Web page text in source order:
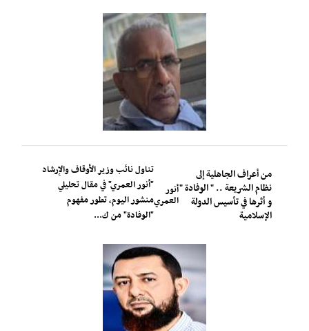
من أعراف الجاهلية إلى
نظام الشريعة .. " الوفادة "
و أثرها في تأسيس الدولة
الإسلامية
أنور
العمري
تناول نائب وزير الأوقاف والإرشاد
"أنور العمري" في مقال تحليلي
منشور اليوم، تطور مفهوم
"الوفادة" من ك...